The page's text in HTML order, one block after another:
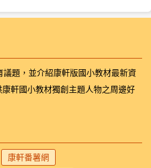
題，並介紹康軒版國小教材最新資
軒國小教材獨創主題人物之周邊好
康軒番薯網